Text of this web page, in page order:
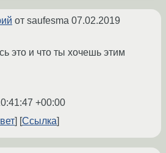
от saufesma 07.02.2019
это и что ты хочешь этим
+00:00
Ссылка